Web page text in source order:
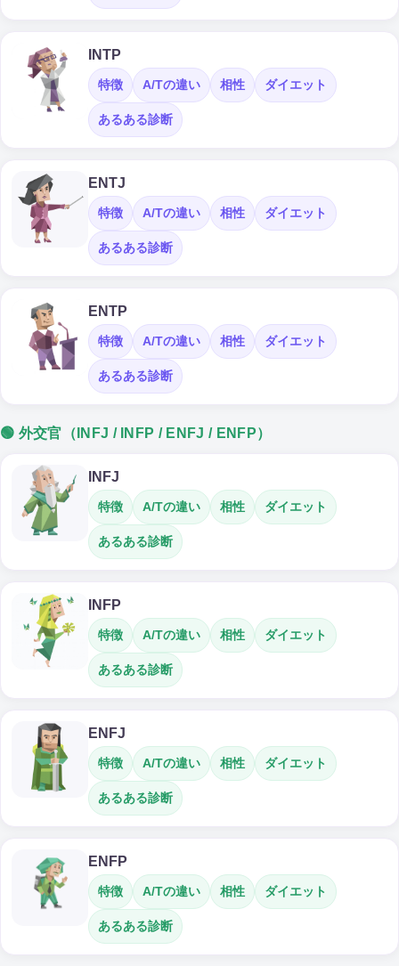
INTP
特徴 A/Tの違い 相性 ダイエット
あるある診断
ENTJ
特徴 A/Tの違い 相性 ダイエット
あるある診断
ENTP
特徴 A/Tの違い 相性 ダイエット
あるある診断
🟢 外交官（INFJ / INFP / ENFJ / ENFP）
INFJ
特徴 A/Tの違い 相性 ダイエット
あるある診断
INFP
特徴 A/Tの違い 相性 ダイエット
あるある診断
ENFJ
特徴 A/Tの違い 相性 ダイエット
あるある診断
ENFP
特徴 A/Tの違い 相性 ダイエット
あるある診断